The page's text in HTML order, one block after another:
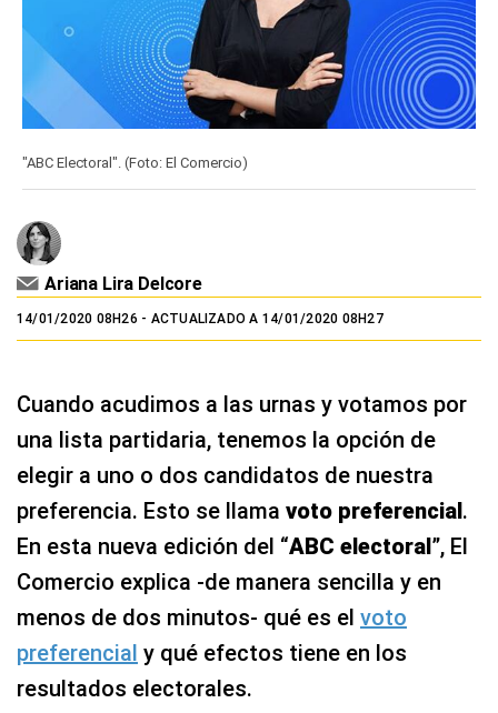
"ABC Electoral". (Foto: El Comercio)
Ariana Lira Delcore
14/01/2020 08H26 - ACTUALIZADO A 14/01/2020 08H27
Cuando acudimos a las urnas y votamos por
una lista partidaria, tenemos la opción de
elegir a uno o dos candidatos de nuestra
preferencia. Esto se llama voto preferencial.
En esta nueva edición del “ABC electoral”, El
Comercio explica -de manera sencilla y en
menos de dos minutos- qué es el voto
preferencial y qué efectos tiene en los
resultados electorales.